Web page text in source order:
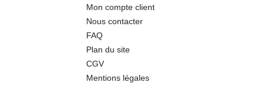
Mon compte client
Nous contacter
FAQ
Plan du site
CGV
Mentions légales